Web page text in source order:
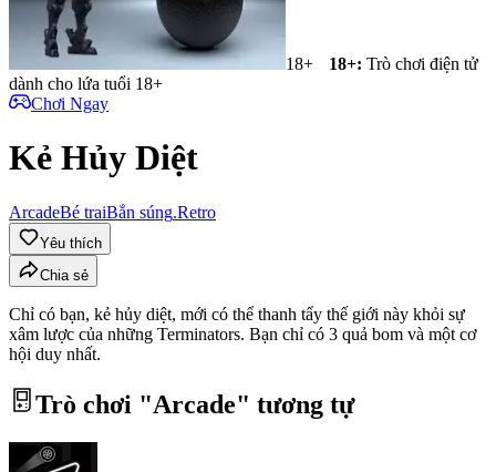
18+ 18+: Trò chơi điện tử
dành cho lứa tuổi 18+
Chơi Ngay
Kẻ Hủy Diệt
ArcadeBé traiBắn súng.Retro
Yêu thích
Chia sẻ
Chỉ có bạn, kẻ hủy diệt, mới có thể thanh tẩy thế giới này khỏi sự
xâm lược của những Terminators. Bạn chỉ có 3 quả bom và một cơ
hội duy nhất.
Trò chơi "Arcade" tương tự